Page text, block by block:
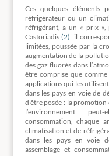
Ces quelques éléments
réfrigérateur ou un
réfrigérant, a un « prix
Castoriadis(2): il
limitées, poussée par la
augmentation de la
des gaz fluorés dans
être comprise que
applications qui les
dans les pays en voie de
d’être posée : la
l’environnement
consommation, chaque
climatisation et de
dans les pays en voie
assemblage et